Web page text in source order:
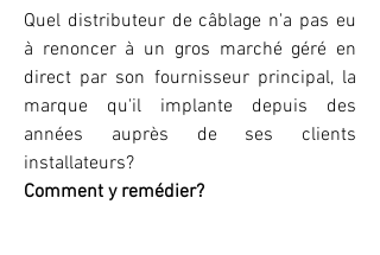
Quel distributeur de câblage n'a pas eu
à renoncer à un gros marché géré en
direct par son fournisseur principal, la
marque qu'il implante depuis des
années auprès de ses clients
installateurs?
Comment y remédier?